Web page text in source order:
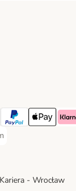
Method
Method
PayPal Payment
Apple Pay
Payment Method
Kariera - Wrocław